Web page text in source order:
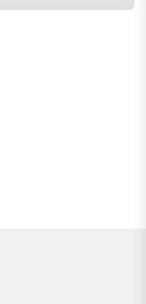
Stand a été spécialement conçu
Heritage XLS 15. Bien entendu,
Stand a été spécialement conçu